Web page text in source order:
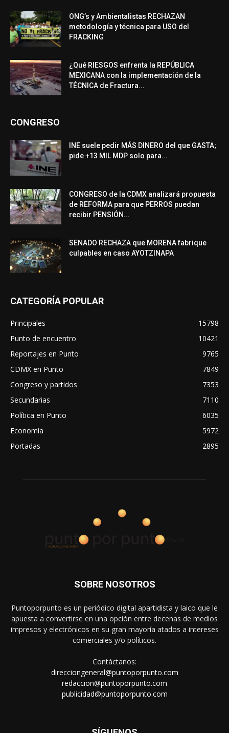
ONG’s y Ambientalistas RECHAZAN
metodología y técnica para USO del
FRACKING
¿Qué RIESGOS enfrenta la REPÚBLICA
MEXICANA con la implementación de la
TÉCNICA de Fractura...
CONGRESO
INE suele pedir MÁS DINERO del que GASTA;
pide +13 MIL MDP solo para...
CONGRESO de la CDMX analizará propuesta
de REFORMA para que PERROS puedan
recibir PENSIÓN...
SENADO RECHAZA que MORENA fabrique
culpables en caso AYOTZINAPA
CATEGORÍA POPULAR
Principales
15798
Punto de encuentro
10421
Reportajes en Punto
9765
CDMX en Punto
7849
Congreso y partidos
7353
Secundarias
7110
Política en Punto
6035
Economía
5972
Portadas
2895
SOBRE NOSOTROS
Puntoporpunto es un periódico digital apartidista y laico que le
apuesta a convertirse en una opción entre decenas de medios
impresos y electrónicos en su gran mayoría atados a intereses
comerciales y/o políticos.
Contáctanos:
direcciongeneral@puntoporpunto.com
redaccion@puntoporpunto.com
publicidad@puntoporpunto.com